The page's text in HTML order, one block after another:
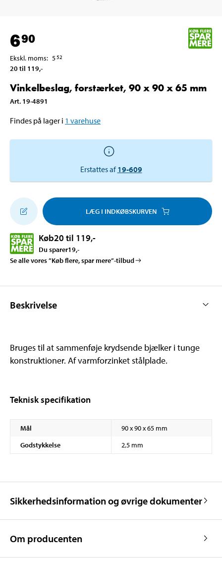
690
Ekskl. moms: 552
20 til 119,-
Vinkelbeslag, forstærket, 90 x 90 x 65 mm
Art. 19-4891
Findes på lager i 1 varehuse
Erstattes af 19-609
LÆG I INDKØBSKURVEN
Køb20 til 119,-
Du sparer19,-
Se alle vores ”Køb flere, spar mere”-tilbud
Beskrivelse
Bruges til at sammenføje krydsende bjælker i tunge
konstruktioner. Af varmforzinket stålplade.
Teknisk specifikation
Mål
90 x 90 x 65 mm
Godstykkelse
2,5 mm
Sikkerhedsinformation og øvrige dokumenter
Om producenten